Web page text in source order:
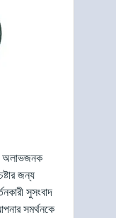
অলাভজনক
জন্য
সুসংবাদ
সমর্থনকে